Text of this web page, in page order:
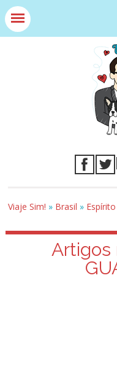
Viaje Sim! » Brasil »
Artigos